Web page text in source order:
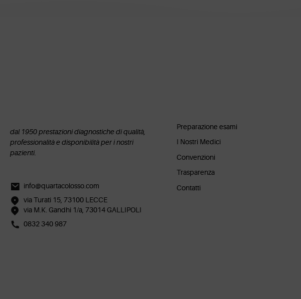
dal 1950 prestazioni diagnostiche di qualità,
professionalità e disponibilità per i nostri
pazienti.
info@quartacolosso.com
via Turati 15, 73100 LECCE
via M.K. Gandhi 1/a, 73014 GALLIPOLI
0832 340 987
Preparazione esami
I Nostri Medici
Convenzioni
Trasparenza
Contatti